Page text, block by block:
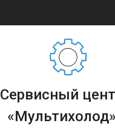
Сервисный
«Мультихолод»